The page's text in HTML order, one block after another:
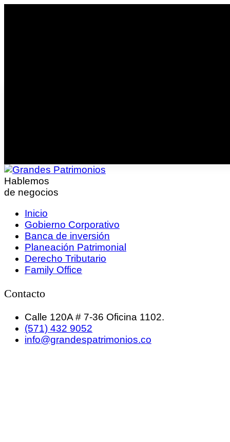
Hablemos
de negocios
Inicio
Gobierno Corporativo
Banca de inversión
Planeación Patrimonial
Derecho Tributario
Family Office
Contacto
Calle 120A # 7-36 Oficina 1102.
(571) 432 9052
info@grandespatrimonios.co